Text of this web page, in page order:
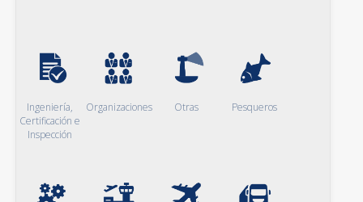
Ingeniería,
Certificación e
Inspección
Organizaciones Otras Pesqueros